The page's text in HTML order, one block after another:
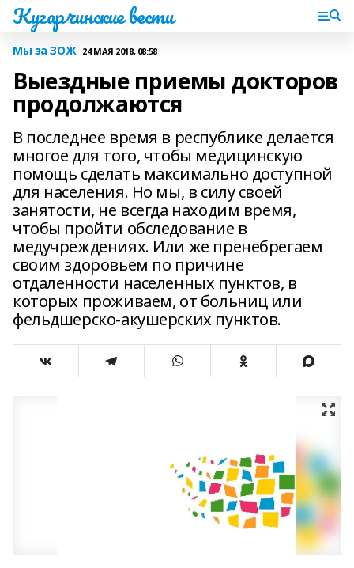
Кугарчинские вести
Мы за ЗОЖ 24 МАЯ 2018, 08:58
Выездные приемы докторов
продолжаются
В последнее время в республике делается
многое для того, чтобы медицинскую
помощь сделать максимально доступной
для населения. Но мы, в силу своей
занятости, не всегда находим время,
чтобы пройти обследование в
медучреждениях. Или же пренебрегаем
своим здоровьем по причине
отдаленности населенных пунктов, в
которых проживаем, от больниц или
фельдшерско-акушерских пунктов.